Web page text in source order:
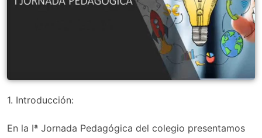
1. Introducción:
En la Iª Jornada Pedagógica del colegio presentamos